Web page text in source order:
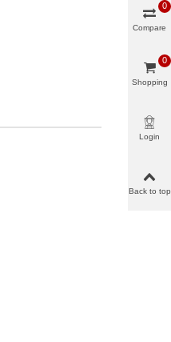
Compare
0
Shopping
0
Login
Back to top